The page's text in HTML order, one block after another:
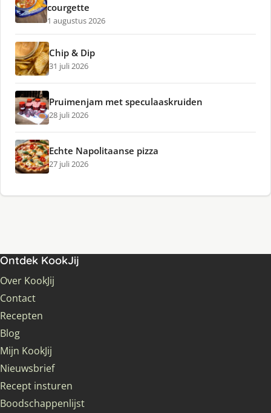
courgette
1 augustus 2026
Chip & Dip
31 juli 2026
Pruimenjam met speculaaskruiden
28 juli 2026
Echte Napolitaanse pizza
27 juli 2026
Ontdek KookJij
Over KookJij
Contact
Recepten
Blog
Mijn KookJij
Nieuwsbrief
Recept insturen
Boodschappenlijst